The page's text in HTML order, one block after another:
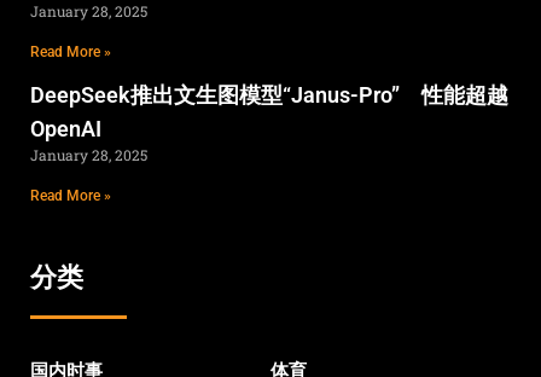
January 28, 2025
Read More »
DeepSeek推出文生图模型“Janus-Pro” 性能超越
OpenAI
January 28, 2025
Read More »
分类
国内时事 体育